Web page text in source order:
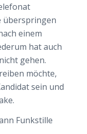
überspringen
einem
hat auch
gehen.
möchte,
sein und
Funkstille